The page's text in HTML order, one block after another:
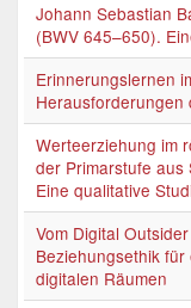
Johann Sebastian
(BWV 645–650).
Erinnerungslernen
Herausforderungen
Werteerziehung im
der Primarstufe
Eine qualitative
Vom Digital
Beziehungsethik
digitalen Räumen